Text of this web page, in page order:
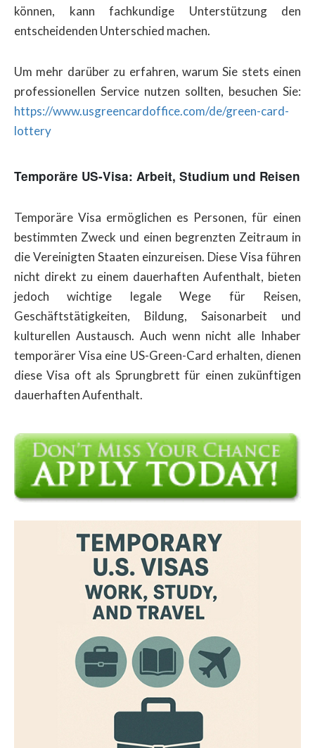
können, kann fachkundige Unterstützung den
entscheidenden Unterschied machen.
Um mehr darüber zu erfahren, warum Sie stets einen
professionellen Service nutzen sollten, besuchen Sie:
https://www.usgreencardoffice.com/de/green-card-
lottery
Temporäre US-Visa: Arbeit, Studium und Reisen
Temporäre Visa ermöglichen es Personen, für einen
bestimmten Zweck und einen begrenzten Zeitraum in
die Vereinigten Staaten einzureisen. Diese Visa führen
nicht direkt zu einem dauerhaften Aufenthalt, bieten
jedoch wichtige legale Wege für Reisen,
Geschäftstätigkeiten, Bildung, Saisonarbeit und
kulturellen Austausch. Auch wenn nicht alle Inhaber
temporärer Visa eine US-Green-Card erhalten, dienen
diese Visa oft als Sprungbrett für einen zukünftigen
dauerhaften Aufenthalt.